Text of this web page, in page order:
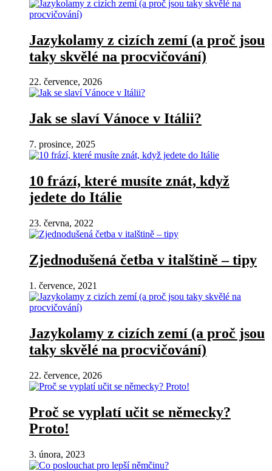
Jazykolamy z cizích zemí (a proč jsou
taky skvělé na procvičování)
22. července, 2026
Jak se slaví Vánoce v Itálii?
7. prosince, 2025
10 frází, které musíte znát, když
jedete do Itálie
23. června, 2022
Zjednodušená četba v italštině – tipy
1. července, 2021
Jazykolamy z cizích zemí (a proč jsou
taky skvělé na procvičování)
22. července, 2026
Proč se vyplatí učit se německy?
Proto!
3. února, 2023